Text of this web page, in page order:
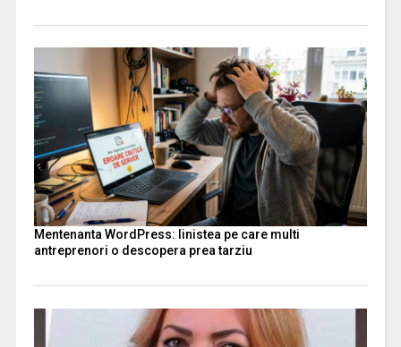
Mentenanta WordPress: linistea pe care multi
antreprenori o descopera prea tarziu